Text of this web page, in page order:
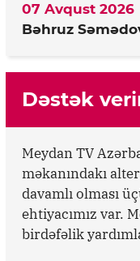
Bəhruz
07 Avqust 2026
Dəstək
Meydan TV
məkanındakı
davamlı olması
ehtiyacımız var.
birdəfəlik